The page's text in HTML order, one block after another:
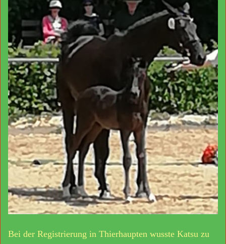
Bei der Registrierung in Thierhaupten wusste Katsu zu